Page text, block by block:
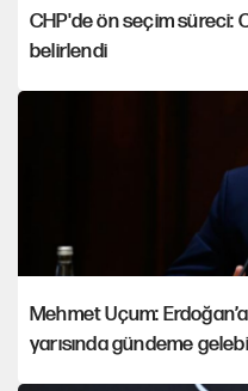
CHP'de ön seçim süreci:
belirlendi
Mehmet Uçum:
yarısında gündeme